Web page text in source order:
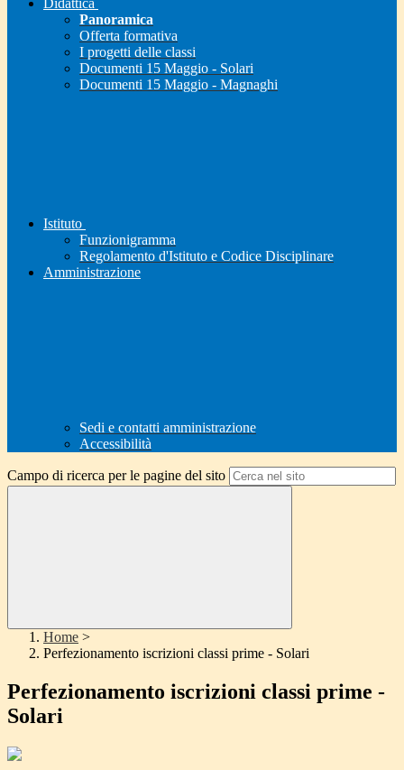
Didattica
Panoramica
Offerta formativa
I progetti delle classi
Documenti 15 Maggio - Solari
Documenti 15 Maggio - Magnaghi
Istituto
Funzionigramma
Regolamento d'Istituto e Codice Disciplinare
Amministrazione
Sedi e contatti amministrazione
Accessibilità
Campo di ricerca per le pagine del sito
Home >
Perfezionamento iscrizioni classi prime - Solari
Perfezionamento iscrizioni classi prime -
Solari